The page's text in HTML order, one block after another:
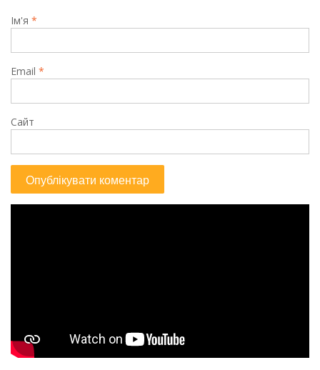
Ім'я *
Email *
Сайт